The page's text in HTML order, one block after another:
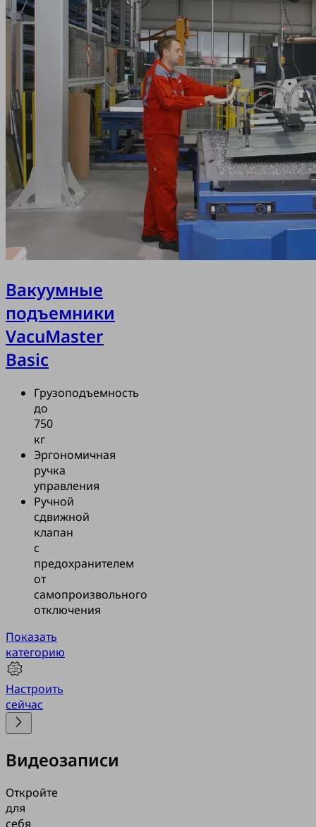
для
структуре и
Установленный на
кран SK
обеспечивает
благодаря своей
650 кг, позволяет
всего одному
систему
Вакуумные
подъемники
VacuMaster
Basic
Грузоподъемность
до
750
кг
Эргономичная
ручка
управления
Ручной
сдвижной
клапан
с
предохранителем
от
самопроизвольного
отключения
Показать
категорию
Настроить
сейчас
Видеозаписи
Откройте
для
себя